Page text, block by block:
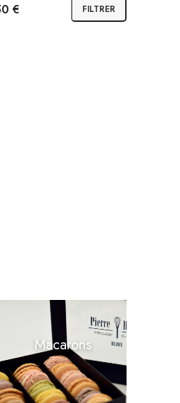
FILTRER
€
Macarons